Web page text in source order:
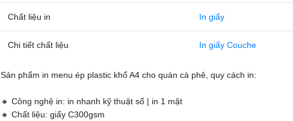
Chất liệu in In giấy
Chi tiết chất liệu In giấy Couche
Sản phẩm in menu ép plastic khổ A4 cho quán cà phê, quy cách in:
🔸 Công nghệ in: in nhanh kỹ thuật số | in 1 mặt
🔸 Chất liệu: giấy C300gsm